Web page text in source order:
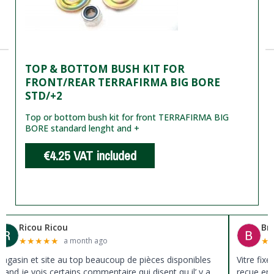
TOP & BOTTOM BUSH KIT FOR
FRONT/REAR TERRAFIRMA BIG BORE
STD/+2
Top or bottom bush kit for front TERRAFIRMA BIG
BORE standard lenght and +
€4.25VAT included
Ricou Ricou
★★★★★ a month ago
et site au top beaucoup de pièces disponibles
je vois certains commentaire qui disent qu il’ y a
★
Vitre
reçue